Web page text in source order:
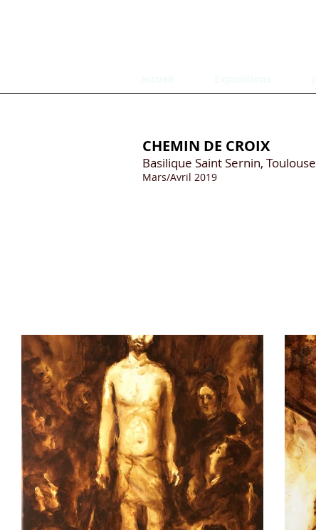
CHEMIN DE CROIX
Basilique Saint Sernin, Toulouse
Mars/Avril 2019